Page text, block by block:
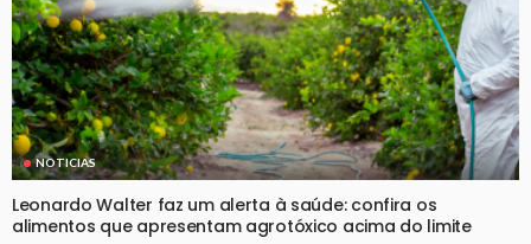
NOTICIAS
Leonardo Walter faz um alerta à saúde: confira os
alimentos que apresentam agrotóxico acima do limite